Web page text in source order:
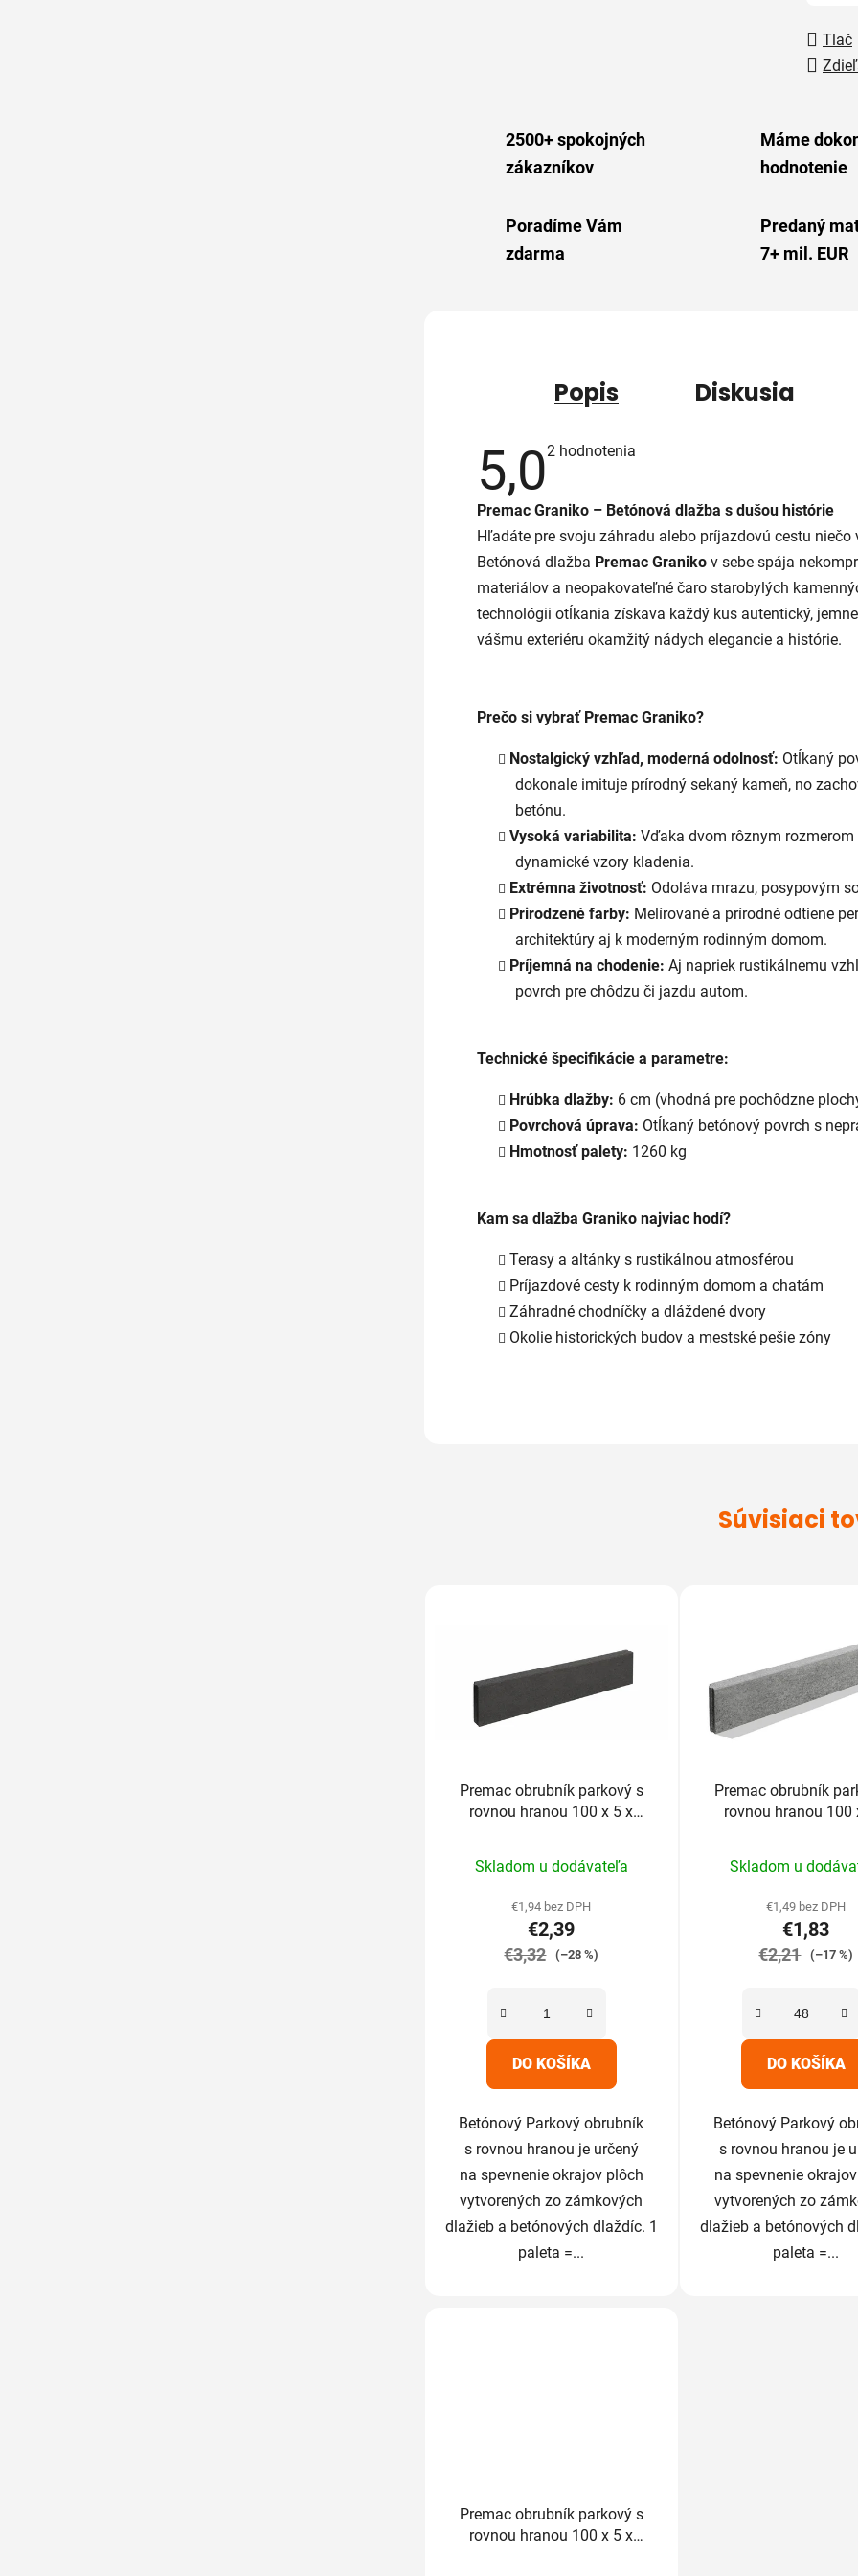
Tlač
2500+ spokojných
zákazníkov
Máme
hodnotenie
Poradíme Vám
zdarma
Predaný
7+ mil. EUR
Popis Diskusia
5,0Priemerné
5,0
5
hviezdičiek.
2 hodnotenia
Premac Graniko – Betónová dlažba s dušou histórie
Hľadáte pre svoju záhradu alebo príjazdovú cestu
Betónová dlažba Premac Graniko v sebe spája
materiálov a neopakovateľné čaro starobylých
technológii otĺkania získava každý kus autentický,
vášmu exteriéru okamžitý nádych elegancie a histórie.
Prečo si vybrať Premac Graniko?
Nostalgický vzhľad, moderná odolnosť: Otĺkaný
dokonale imituje prírodný sekaný kameň, no
betónu.
Vysoká variabilita: Vďaka dvom rôznym
dynamické vzory kladenia.
Extrémna životnosť: Odoláva mrazu, posypovým
Prirodzené farby: Melírované a prírodné odtiene
architektúry aj k moderným rodinným domom.
Príjemná na chodenie: Aj napriek rustikálnemu
povrch pre chôdzu či jazdu autom.
Technické špecifikácie a parametre:
Hrúbka dlažby: 6 cm (vhodná pre pochôdzne
Povrchová úprava: Otĺkaný betónový povrch s
Hmotnosť palety: 1260 kg
Kam sa dlažba Graniko najviac hodí?
Terasy a altánky s rustikálnou atmosférou
Príjazdové cesty k rodinným domom a chatám
Záhradné chodníčky a dláždené dvory
Okolie historických budov a mestské pešie zóny
Súvisiaci
Premac obrubník parkový s
rovnou hranou 100 x 5 x
hodnotenie
produktu
je
5,0
Skladom u dodávateľa
€1,94 bez DPH
€2,39
€3,32 (–28 %)
DO KOŠÍKA
Betónový Parkový obrubník
s rovnou hranou je určený
na spevnenie okrajov plôch
vytvorených zo zámkových
dlažieb a betónových dlaždíc. 1
paleta =...
Premac obrubník
rovnou hranou 100
je
5,0
5
Skladom u
€1,49 bez DPH
€1,83
€2,21 (–17 %)
DO KOŠÍKA
Betónový Parkový
s rovnou hranou je
na spevnenie
vytvorených zo
dlažieb a betónových
paleta =...
Premac obrubník parkový s
rovnou hranou 100 x 5 x